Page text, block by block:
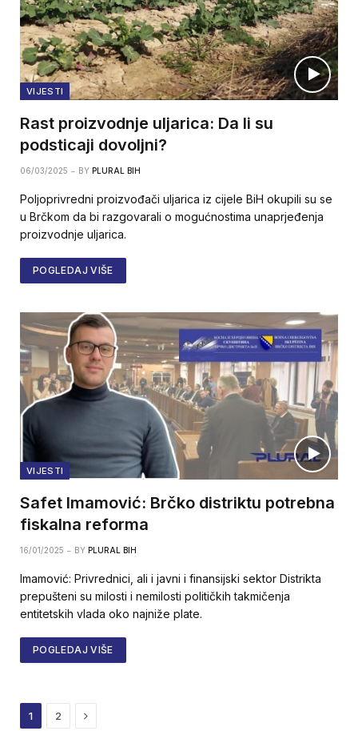
VIJESTI
Rast proizvodnje uljarica: Da li su
podsticaji dovoljni?
06/03/2025 BY PLURAL BIH
Poljoprivredni proizvođači uljarica iz cijele BiH okupili su se
u Brčkom da bi razgovarali o mogućnostima unaprjeđenja
proizvodnje uljarica.
POGLEDAJ VIŠE
VIJESTI
Safet Imamović: Brčko distriktu potrebna
fiskalna reforma
16/01/2025 BY PLURAL BIH
Imamović: Privrednici, ali i javni i finansijski sektor Distrikta
prepušteni su milosti i nemilosti političkih takmičenja
entitetskih vlada oko najniže plate.
POGLEDAJ VIŠE
1 2 Next